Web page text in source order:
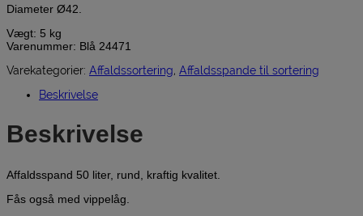
Diameter Ø42.
Vægt: 5 kg
Varenummer: Blå 24471
Varekategorier: Affaldssortering, Affaldsspande til sortering
Beskrivelse
Beskrivelse
Affaldsspand 50 liter, rund, kraftig kvalitet.
Fås også med vippelåg.